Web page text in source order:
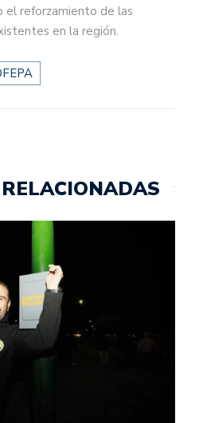
el reforzamiento de las
en la región.